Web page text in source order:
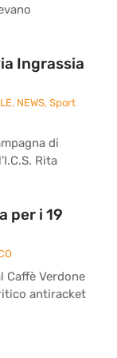
Ingrassia
, NEWS, Sport
di
Rita
per i 19
Verdone
antiracket